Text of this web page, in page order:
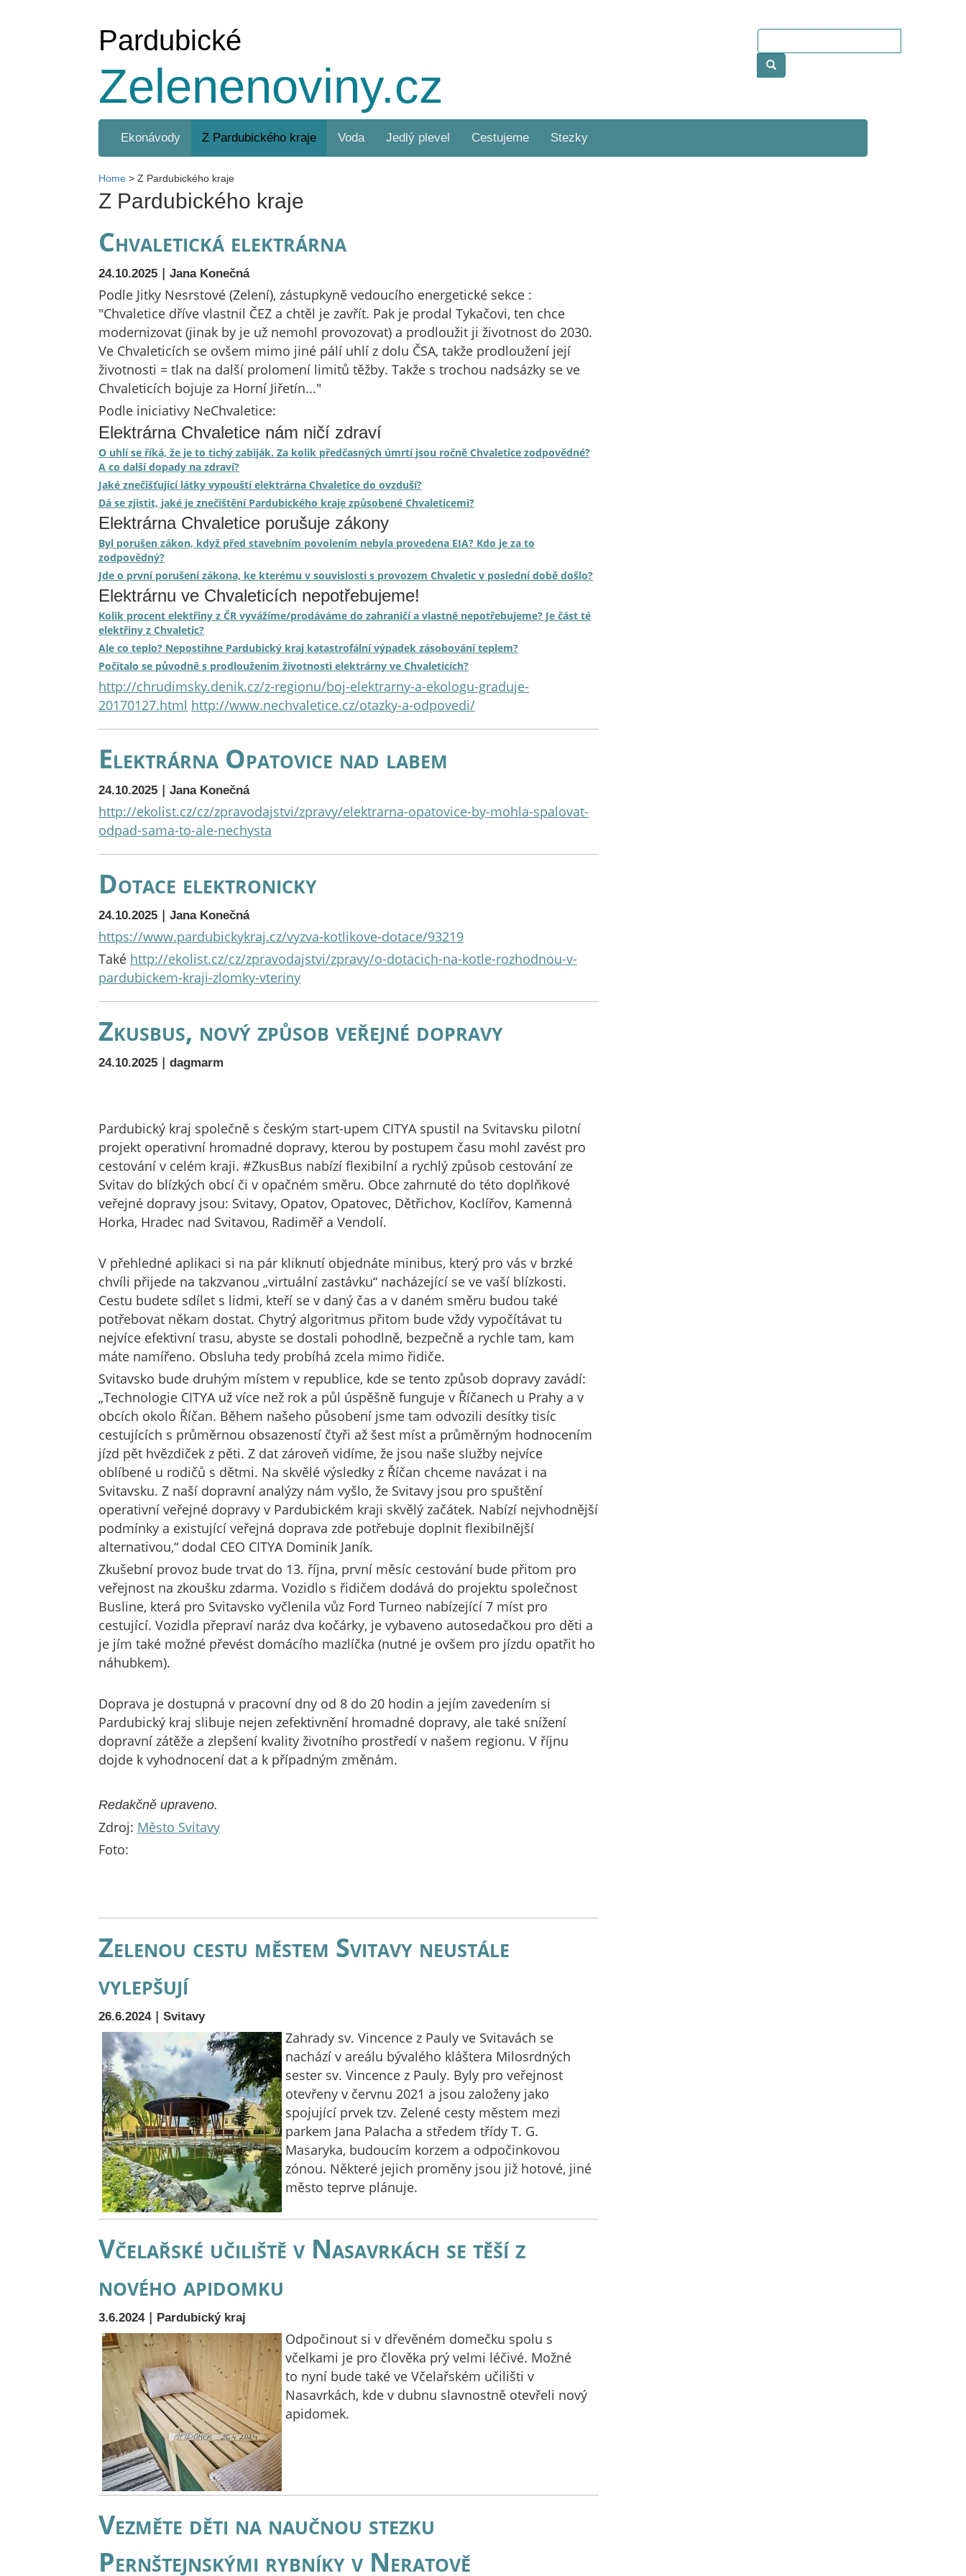
Pardubické
Zelenenoviny.cz
Ekonávody Z Pardubického kraje Voda Jedlý plevel Cestujeme Stezky
Home > Z Pardubického kraje
Z Pardubického kraje
Chvaletická elektrárna
24.10.2025 | Jana Konečná
Podle Jitky Nesrstové (Zelení), zástupkyně vedoucího energetické sekce :
"Chvaletice dříve vlastnil ČEZ a chtěl je zavřít. Pak je prodal Tykačovi, ten chce
modernizovat (jinak by je už nemohl provozovat) a prodloužit ji životnost do 2030.
Ve Chvaleticích se ovšem mimo jiné pálí uhlí z dolu ČSA, takže prodloužení její
životnosti = tlak na další prolomení limitů těžby. Takže s trochou nadsázky se ve
Chvaleticích bojuje za Horní Jiřetín..."
Podle iniciativy NeChvaletice:
Elektrárna Chvaletice nám ničí zdraví
O uhlí se říká, že je to tichý zabiják. Za kolik předčasných úmrtí jsou ročně Chvaletice zodpovědné?
A co další dopady na zdraví?
Jaké znečišťující látky vypouští elektrárna Chvaletice do ovzduší?
Dá se zjistit, jaké je znečištění Pardubického kraje způsobené Chvaleticemi?
Elektrárna Chvaletice porušuje zákony
Byl porušen zákon, když před stavebním povolením nebyla provedena EIA? Kdo je za to
zodpovědný?
Jde o první porušení zákona, ke kterému v souvislosti s provozem Chvaletic v poslední době došlo?
Elektrárnu ve Chvaleticích nepotřebujeme!
Kolik procent elektřiny z ČR vyvážíme/prodáváme do zahraničí a vlastně nepotřebujeme? Je část té
elektřiny z Chvaletic?
Ale co teplo? Nepostihne Pardubický kraj katastrofální výpadek zásobování teplem?
Počítalo se původně s prodloužením životnosti elektrárny ve Chvaleticích?
http://chrudimsky.denik.cz/z-regionu/boj-elektrarny-a-ekologu-graduje-
20170127.html http://www.nechvaletice.cz/otazky-a-odpovedi/
Elektrárna Opatovice nad labem
24.10.2025 | Jana Konečná
http://ekolist.cz/cz/zpravodajstvi/zpravy/elektrarna-opatovice-by-mohla-spalovat-
odpad-sama-to-ale-nechysta
Dotace elektronicky
24.10.2025 | Jana Konečná
https://www.pardubickykraj.cz/vyzva-kotlikove-dotace/93219
Také http://ekolist.cz/cz/zpravodajstvi/zpravy/o-dotacich-na-kotle-rozhodnou-v-
pardubickem-kraji-zlomky-vteriny
Zkusbus, nový způsob veřejné dopravy
24.10.2025 | dagmarm
Pardubický kraj společně s českým start-upem CITYA spustil na Svitavsku pilotní
projekt operativní hromadné dopravy, kterou by postupem času mohl zavést pro
cestování v celém kraji. #ZkusBus nabízí flexibilní a rychlý způsob cestování ze
Svitav do blízkých obcí či v opačném směru. Obce zahrnuté do této doplňkové
veřejné dopravy jsou: Svitavy, Opatov, Opatovec, Dětřichov, Koclířov, Kamenná
Horka, Hradec nad Svitavou, Radiměř a Vendolí.
V přehledné aplikaci si na pár kliknutí objednáte minibus, který pro vás v brzké
chvíli přijede na takzvanou „virtuální zastávku“ nacházející se ve vaší blízkosti.
Cestu budete sdílet s lidmi, kteří se v daný čas a v daném směru budou také
potřebovat někam dostat. Chytrý algoritmus přitom bude vždy vypočítávat tu
nejvíce efektivní trasu, abyste se dostali pohodlně, bezpečně a rychle tam, kam
máte namířeno. Obsluha tedy probíhá zcela mimo řidiče.
Svitavsko bude druhým místem v republice, kde se tento způsob dopravy zavádí:
„Technologie CITYA už více než rok a půl úspěšně funguje v Říčanech u Prahy a v
obcích okolo Říčan. Během našeho působení jsme tam odvozili desítky tisíc
cestujících s průměrnou obsazeností čtyři až šest míst a průměrným hodnocením
jízd pět hvězdiček z pěti. Z dat zároveň vidíme, že jsou naše služby nejvíce
oblíbené u rodičů s dětmi. Na skvělé výsledky z Říčan chceme navázat i na
Svitavsku. Z naší dopravní analýzy nám vyšlo, že Svitavy jsou pro spuštění
operativní veřejné dopravy v Pardubickém kraji skvělý začátek. Nabízí nejvhodnější
podmínky a existující veřejná doprava zde potřebuje doplnit flexibilnější
alternativou,“ dodal CEO CITYA Dominik Janík.
Zkušební provoz bude trvat do 13. října, první měsíc cestování bude přitom pro
veřejnost na zkoušku zdarma. Vozidlo s řidičem dodává do projektu společnost
Busline, která pro Svitavsko vyčlenila vůz Ford Turneo nabízející 7 míst pro
cestující. Vozidla přepraví naráz dva kočárky, je vybaveno autosedačkou pro děti a
je jím také možné převést domácího mazlíčka (nutné je ovšem pro jízdu opatřit ho
náhubkem).
Doprava je dostupná v pracovní dny od 8 do 20 hodin a jejím zavedením si
Pardubický kraj slibuje nejen zefektivnění hromadné dopravy, ale také snížení
dopravní zátěže a zlepšení kvality životního prostředí v našem regionu. V říjnu
dojde k vyhodnocení dat a k případným změnám.
Redakčně upraveno.
Zdroj: Město Svitavy
Foto:
Zelenou cestu městem Svitavy neustále
vylepšují
26.6.2024| Svitavy
Zahrady sv. Vincence z Pauly ve Svitavách se
nachází v areálu bývalého kláštera Milosrdných
sester sv. Vincence z Pauly. Byly pro veřejnost
otevřeny v červnu 2021 a jsou založeny jako
spojující prvek tzv. Zelené cesty městem mezi
parkem Jana Palacha a středem třídy T. G.
Masaryka, budoucím korzem a odpočinkovou
zónou. Některé jejich proměny jsou již hotové, jiné
město teprve plánuje.
Včelařské učiliště v Nasavrkách se těší z
nového apidomku
3.6.2024| Pardubický kraj
Odpočinout si v dřevěném domečku spolu s
včelkami je pro člověka prý velmi léčivé. Možné
to nyní bude také ve Včelařském učilišti v
Nasavrkách, kde v dubnu slavnostně otevřeli nový
apidomek.
Vezměte děti na naučnou stezku
Pernštejnskými rybníky v Neratově